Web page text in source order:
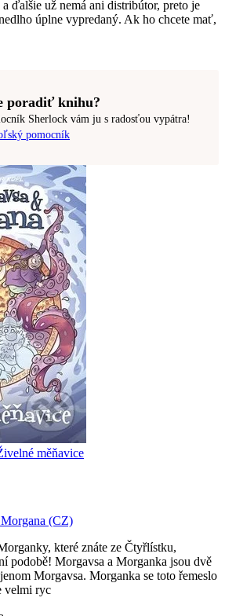
ďalšie už nemá ani distribútor, preto je
úplne vypredaný. Ak ho chcete mať,
poradiť knihu?
Sherlock vám ju s radosťou vypátra!
pomocník
měňavice
(CZ)
které znáte ze Čtyřlístku,
podobě! Morgavsa a Morganka jsou dvě
Morgavsa. Morganka se toto řemeslo
velmi ryc